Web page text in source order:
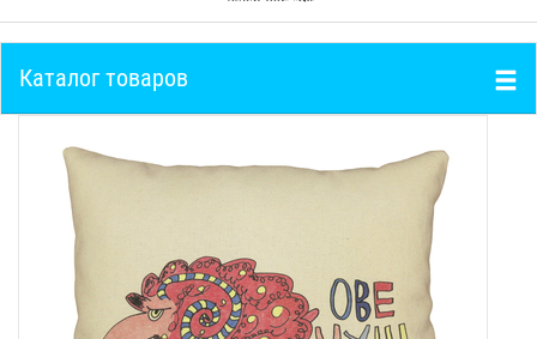
Каталог товаров